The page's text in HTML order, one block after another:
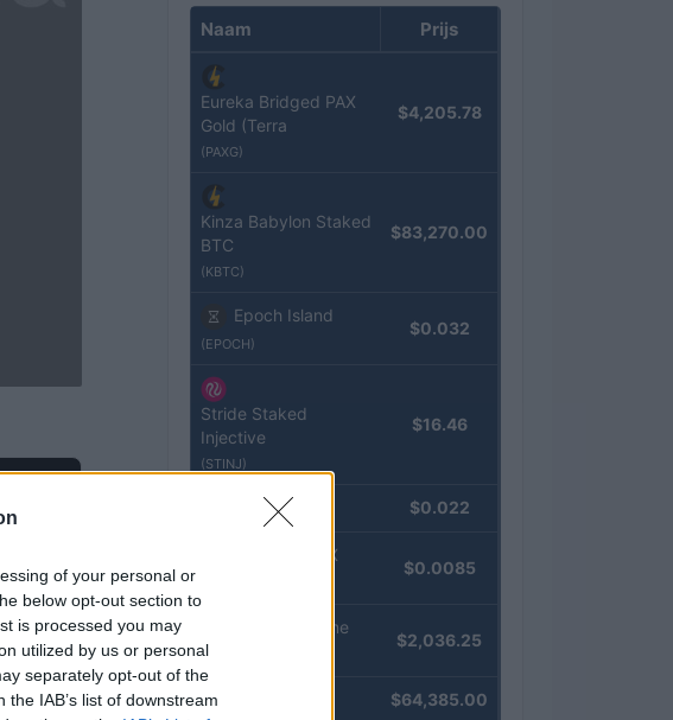
of your personal or
below opt-out section to
is processed you may
utilized by us or personal
separately opt-out of the
IAB’s list of downstream
Naam Prijs
Eureka Bridged PAX
Gold (Terra
(PAXG)
$4,205.78
Kinza Babylon Staked
BTC
(KBTC)
$83,270.00
Epoch Island
(EPOCH)
$0.032
Stride Staked
Injective
(STINJ)
$16.46
JDB (JDB) $0.022
FibSwap DEX
$0.0085
kpk ETH Prime
(KPK ETH PRIME)
$2,036.25
$64,385.00